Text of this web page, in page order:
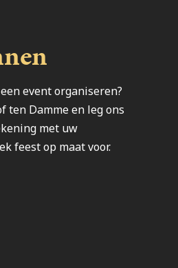
event organiseren?
ten Damme en leg ons
met uw
feest op maat voor.